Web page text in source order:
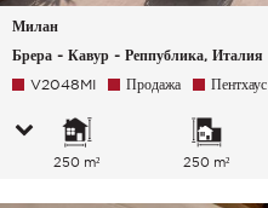
Милан
Брера - Кавур - Реппублика, Италия
V2048MI Продажа Пентхаус
250 m² 250 m²